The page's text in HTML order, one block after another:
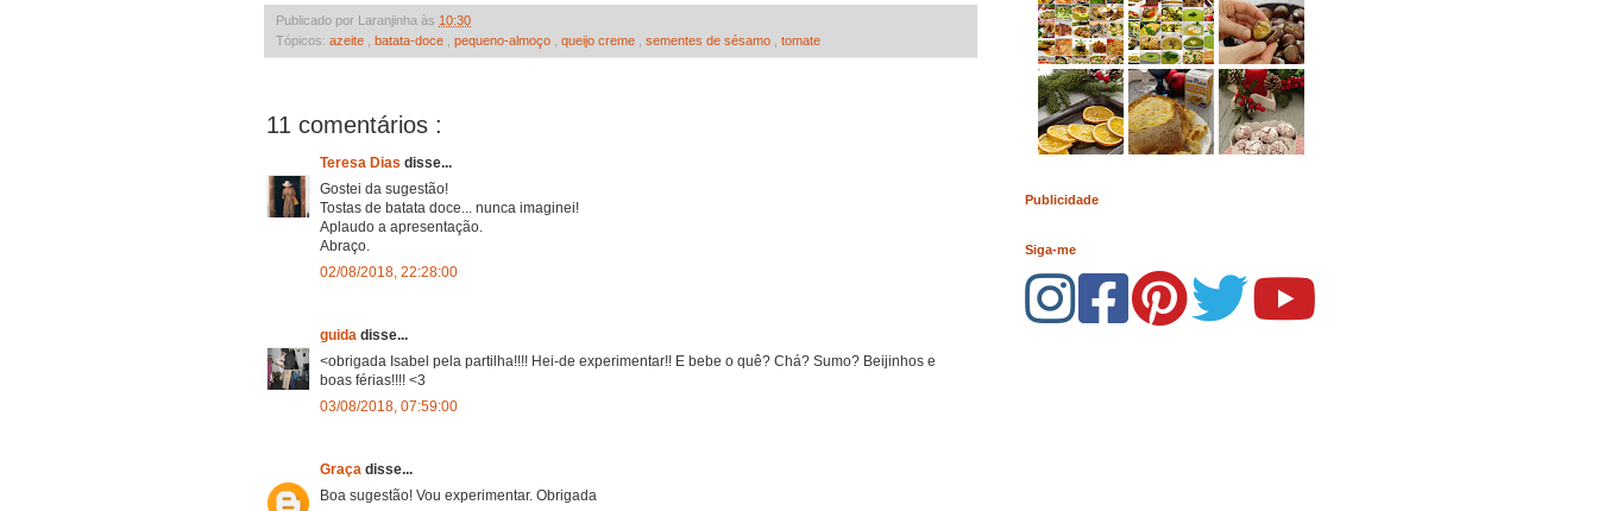
Publicado por Laranjinha às 10:30
Tópicos: azeite batata-doce pequeno-almoço queijo creme sementes de sésamo tomate
11 comentários :
Teresa Dias disse...
Gostei da sugestão!
Tostas de batata doce... nunca imaginei!
Aplaudo a apresentação.
Abraço.
02/08/2018, 22:28:00
guida disse...
<obrigada Isabel pela partilha!!!! Hei-de experimentar!! E bebe o quê? Chá? Sumo? Beijinhos e
boas férias!!!! <3
03/08/2018, 07:59:00
Graça disse...
Boa sugestão! Vou experimentar. Obrigada
Publicidade
Siga-me